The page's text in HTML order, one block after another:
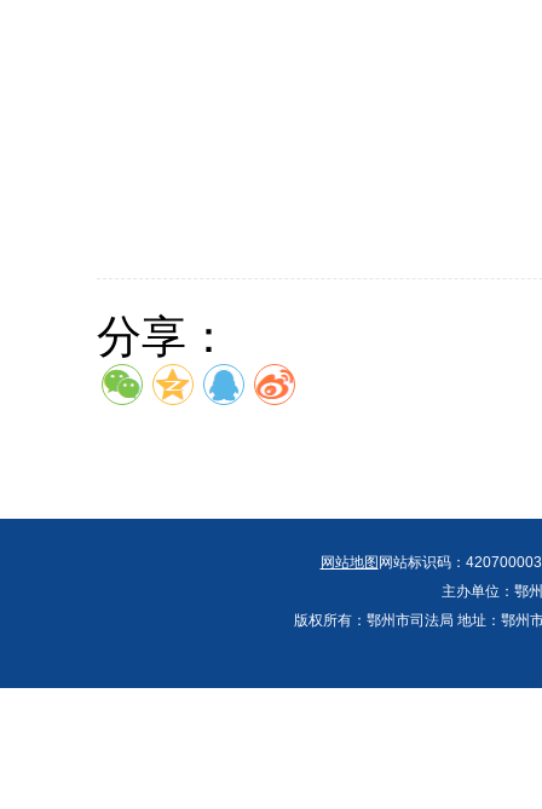
分享：
网站地图 网站标识码：
主办单位：鄂
版权所有：鄂州市司法局 地址：鄂州